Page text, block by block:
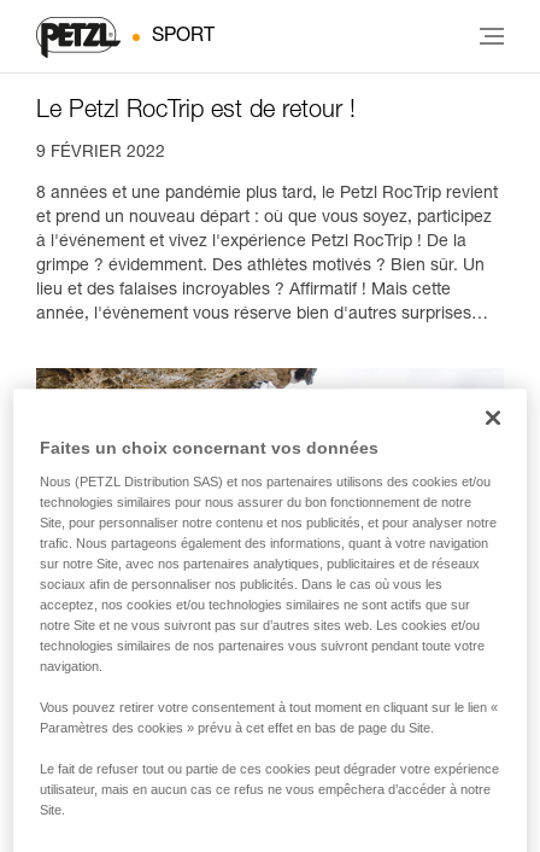
SPORT
Le Petzl RocTrip est de retour !
9 FÉVRIER 2022
8 années et une pandémie plus tard, le Petzl RocTrip revient
et prend un nouveau départ : où que vous soyez, participez
à l'événement et vivez l'expérience Petzl RocTrip ! De la
grimpe ? évidemment. Des athlètes motivés ? Bien sûr. Un
lieu et des falaises incroyables ? Affirmatif ! Mais cette
année, l'évènement vous réserve bien d'autres surprises…
Le célèbre évènement des grimpeurs revient en force à
ateliers et le"Creative Onsight" . Rien que pour vous, on
dévoile quelques informations sur l'évènement.
Qui dit grimpe, dit techniques et apprentissage !Plusieurs
ateliersseront proposés, tous présentés par desathlètes du
Team Petz
Faites un choix concernant vos données
Nous (PETZL Distribution SAS) et nos partenaires utilisons des cookies et/ou
technologies similaires pour nous assurer du bon fonctionnement de notre
Site, pour personnaliser notre contenu et nos publicités, et pour analyser notre
trafic. Nous partageons également des informations, quant à votre navigation
sur notre Site, avec nos partenaires analytiques, publicitaires et de réseaux
sociaux afin de personnaliser nos publicités. Dans le cas où vous les
acceptez, nos cookies et/ou technologies similaires ne sont actifs que sur
notre Site et ne vous suivront pas sur d’autres sites web. Les cookies et/ou
technologies similaires de nos partenaires vous suivront pendant toute votre
navigation.
Vous pouvez retirer votre consentement à tout moment en cliquant sur le lien «
Paramètres des cookies » prévu à cet effet en bas de page du Site.
Le fait de refuser tout ou partie de ces cookies peut dégrader votre expérience
utilisateur, mais en aucun cas ce refus ne vous empêchera d’accéder à notre
Site.